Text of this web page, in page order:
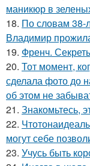
маникюр в
18. По словам 38-
Владимир
19. Френч.
20. Тот момент,
сделала фото до
об этом не
21. Знакомьтесь,
22.
могут себе
23. Учусь быть